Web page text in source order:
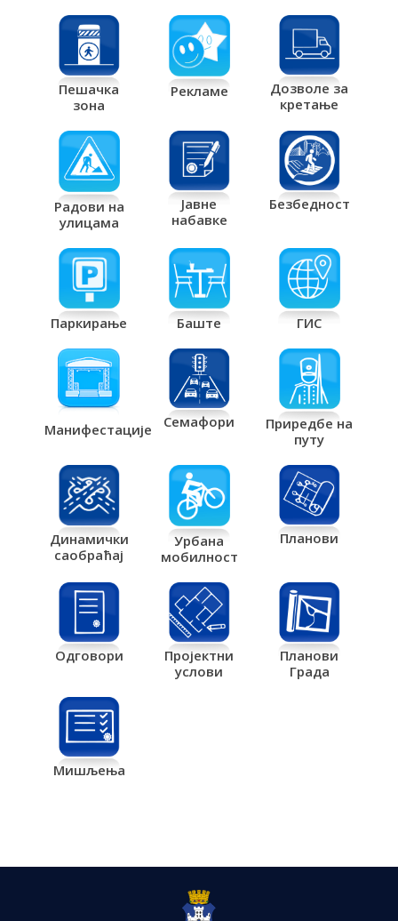
Пешачка
зона
Рекламе
Дозволе за
кретање
Радови на
улицама
Јавне
набавке
Безбедност
Паркирање Баште ГИС
Манифестације Семафори
Приредбе на
путу
Динамички
саобраћај
Урбана
мобилност
Планови
Одговори
Пројектни
услови
Планови
Града
Мишљења